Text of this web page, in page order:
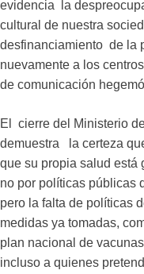
evidencia la
cultural de nuestra
desfinanciamiento de la
nuevamente a los
de comunicación
El cierre del Ministerio
demuestra la certeza
que su propia salud está
no por políticas públicas
pero la falta de políticas
medidas ya tomadas,
plan nacional de
incluso a quienes